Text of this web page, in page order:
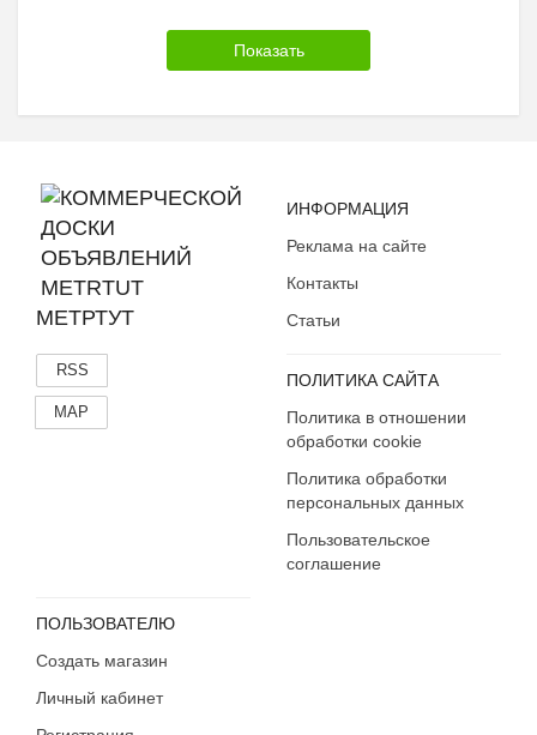
МЕТРТУТ
RSS
MAP
ИНФОРМАЦИЯ
Реклама на сайте
Контакты
Статьи
ПОЛИТИКА САЙТА
Политика в отношении
обработки cookie
Политика обработки
персональных данных
Пользовательское
соглашение
ПОЛЬЗОВАТЕЛЮ
Создать магазин
Личный кабинет